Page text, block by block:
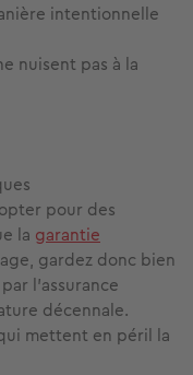
intentionnelle
nuisent pas à la
pour des
la garantie
gardez donc bien
l’assurance
décennale.
mettent en péril la